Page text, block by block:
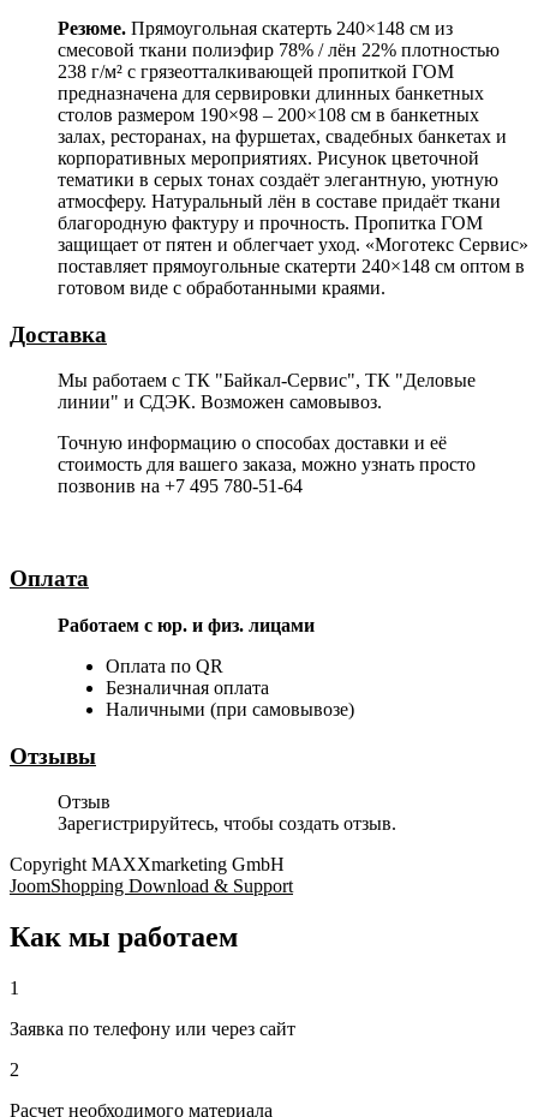
Резюме. Прямоугольная скатерть 240×148 см из
смесовой ткани полиэфир 78% / лён 22% плотностью
238 г/м² с грязеотталкивающей пропиткой ГОМ
предназначена для сервировки длинных банкетных
столов размером 190×98 – 200×108 см в банкетных
залах, ресторанах, на фуршетах, свадебных банкетах и
корпоративных мероприятиях. Рисунок цветочной
тематики в серых тонах создаёт элегантную, уютную
атмосферу. Натуральный лён в составе придаёт ткани
благородную фактуру и прочность. Пропитка ГОМ
защищает от пятен и облегчает уход. «Моготекс Сервис»
поставляет прямоугольные скатерти 240×148 см оптом в
готовом виде с обработанными краями.
Доставка
Мы работаем с ТК "Байкал-Сервис", ТК "Деловые
линии" и СДЭК. Возможен самовывоз.
Точную информацию о способах доставки и её
стоимость для вашего заказа, можно узнать просто
позвонив на +7 495 780-51-64
Оплата
Работаем с юр. и физ. лицами
Оплата по QR
Безналичная оплата
Наличными (при самовывозе)
Отзывы
Отзыв
Зарегистрируйтесь, чтобы создать отзыв.
Copyright MAXXmarketing GmbH
JoomShopping Download & Support
Как мы работаем
1
Заявка по телефону или через сайт
2
Расчет необходимого материала